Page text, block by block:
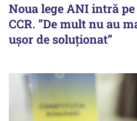
Noua lege ANI intră
CCR. ”De mult nu au
ușor de soluționat”